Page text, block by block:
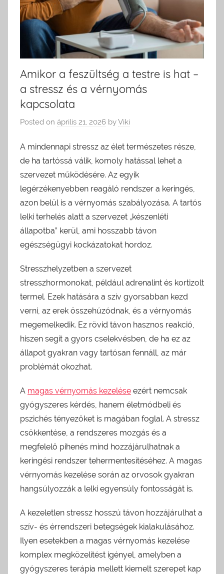
Amikor a feszültség a testre is hat –
a stressz és a vérnyomás
kapcsolata
Posted on április 21, 2026 byViki
A mindennapi stressz az élet természetes része,
de ha tartóssá válik, komoly hatással lehet a
szervezet működésére. Az egyik
legérzékenyebben reagáló rendszer a keringés,
azon belül is a vérnyomás szabályozása. A tartós
lelki terhelés alatt a szervezet „készenléti
állapotba” kerül, ami hosszabb távon
egészségügyi kockázatokat hordoz.
Stresszhelyzetben a szervezet
stresszhormonokat, például adrenalint és kortizolt
termel. Ezek hatására a szív gyorsabban kezd
verni, az erek összehúzódnak, és a vérnyomás
megemelkedik. Ez rövid távon hasznos reakció,
hiszen segít a gyors cselekvésben, de ha ez az
állapot gyakran vagy tartósan fennáll, az már
problémát okozhat.
A magas vérnyomás kezelése ezért nemcsak
gyógyszeres kérdés, hanem életmódbeli és
pszichés tényezőket is magában foglal. A stressz
csökkentése, a rendszeres mozgás és a
megfelelő pihenés mind hozzájárulhatnak a
keringési rendszer tehermentesítéséhez. A magas
vérnyomás kezelése során az orvosok gyakran
hangsúlyozzák a lelki egyensúly fontosságát is.
A kezeletlen stressz hosszú távon hozzájárulhat a
szív- és érrendszeri betegségek kialakulásához.
Ilyen esetekben a magas vérnyomás kezelése
komplex megközelítést igényel, amelyben a
gyógyszeres terápia mellett kiemelt szerepet kap